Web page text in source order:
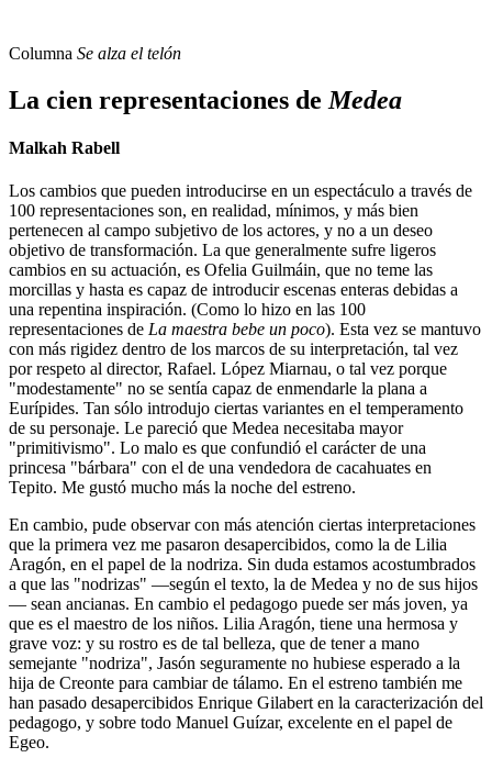
Columna Se alza el telón
La cien representaciones de Medea
Malkah Rabell
Los cambios que pueden introducirse en un espectáculo a través de
100 representaciones son, en realidad, mínimos, y más bien
pertenecen al campo subjetivo de los actores, y no a un deseo
objetivo de transformación. La que generalmente sufre ligeros
cambios en su actuación, es Ofelia Guilmáin, que no teme las
morcillas y hasta es capaz de introducir escenas enteras debidas a
una repentina inspiración. (Como lo hizo en las 100
representaciones de La maestra bebe un poco). Esta vez se mantuvo
con más rigidez dentro de los marcos de su interpretación, tal vez
por respeto al director, Rafael. López Miarnau, o tal vez porque
"modestamente" no se sentía capaz de enmendarle la plana a
Eurípides. Tan sólo introdujo ciertas variantes en el temperamento
de su personaje. Le pareció que Medea necesitaba mayor
"primitivismo". Lo malo es que confundió el carácter de una
princesa "bárbara" con el de una vendedora de cacahuates en
Tepito. Me gustó mucho más la noche del estreno.
En cambio, pude observar con más atención ciertas interpretaciones
que la primera vez me pasaron desapercibidos, como la de Lilia
Aragón, en el papel de la nodriza. Sin duda estamos acostumbrados
a que las "nodrizas" —según el texto, la de Medea y no de sus hijos
— sean ancianas. En cambio el pedagogo puede ser más joven, ya
que es el maestro de los niños. Lilia Aragón, tiene una hermosa y
grave voz: y su rostro es de tal belleza, que de tener a mano
semejante "nodriza", Jasón seguramente no hubiese esperado a la
hija de Creonte para cambiar de tálamo. En el estreno también me
han pasado desapercibidos Enrique Gilabert en la caracterización del
pedagogo, y sobre todo Manuel Guízar, excelente en el papel de
Egeo.